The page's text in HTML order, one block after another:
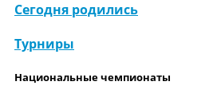
Сегодня родились
Турниры
Национальные чемпионаты